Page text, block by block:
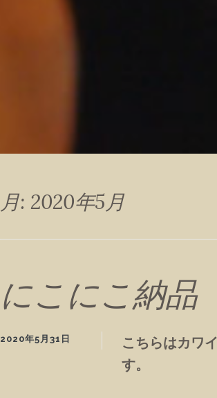
月: 2020年5月
にこにこ納
2020年5月31日
こちらはカワ
す。